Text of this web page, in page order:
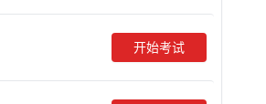
开始考试